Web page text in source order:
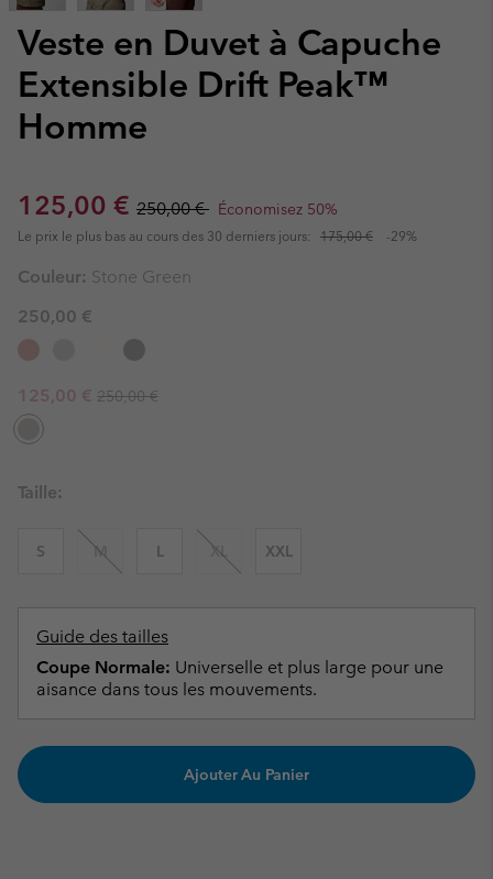
Veste en Duvet à Capuche
Extensible Drift Peak™
Homme
Sale price:
125,00 € Regular price:
250,00 € Économisez 50%
Le prix le plus bas au cours des 30 derniers jours: 175,00 € -29%
Couleur: Stone Green
250,00 €
Sale price:
125,00 € Regular price:
250,00 €
Taille:
S M L XL XXL
Guide des tailles
Coupe Normale: Universelle et plus large pour une
aisance dans tous les mouvements.
Ajouter Au Panier